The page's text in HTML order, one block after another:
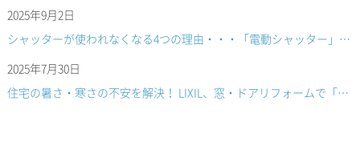
2025年9月2日
シャッターが使われなくなる4つの理由・・・「電動シャッター」へのリフォームで解決！
2025年7月30日
住宅の暑さ・寒さの不安を解決！ LIXIL、窓・ドアリフォームで「入る隙なし」プロモーション開始